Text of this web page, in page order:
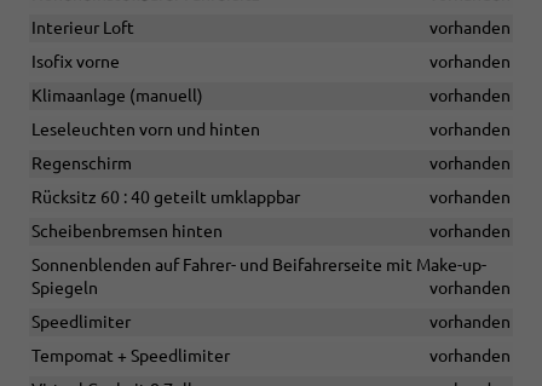
Interieur Loft
vorhanden
Isofix vorne
vorhanden
Klimaanlage (manuell)
vorhanden
Leseleuchten vorn und hinten
vorhanden
Regenschirm
vorhanden
Rücksitz 60 : 40 geteilt umklappbar
vorhanden
Scheibenbremsen hinten
vorhanden
Sonnenblenden auf Fahrer- und Beifahrerseite mit Make-up-
Spiegeln
vorhanden
Speedlimiter
vorhanden
Tempomat + Speedlimiter
vorhanden